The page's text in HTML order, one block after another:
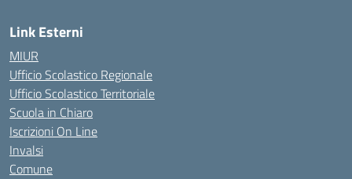
Link Esterni
MIUR
Ufficio Scolastico Regionale
Ufficio Scolastico Territoriale
Scuola in Chiaro
Iscrizioni On Line
Invalsi
Comune